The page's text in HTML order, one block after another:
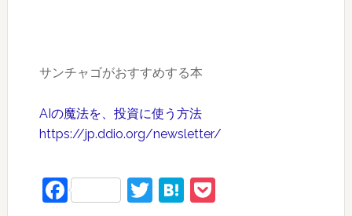
サンチャゴがおすすめする本
AIの魔法を、投資に使う方法
https://jp.ddio.org/newsletter/
FacebookTwitterHatena
Pocket